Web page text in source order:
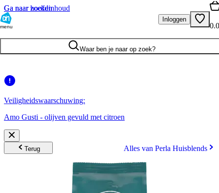
Ga naar hoofdinhoud
Ga naar zoeken
menu
Inloggen
Waar ben je naar op zoek?
Veiligheidswaarschuwing:
Amo Gusti - olijven gevuld met citroen
Terug Alles van Perla Huisblends